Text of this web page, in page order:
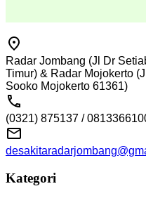
Radar Jombang (Jl Dr
Timur) & Radar Mojokerto
Sooko Mojokerto 61361)
(0321) 875137 /
Kategori